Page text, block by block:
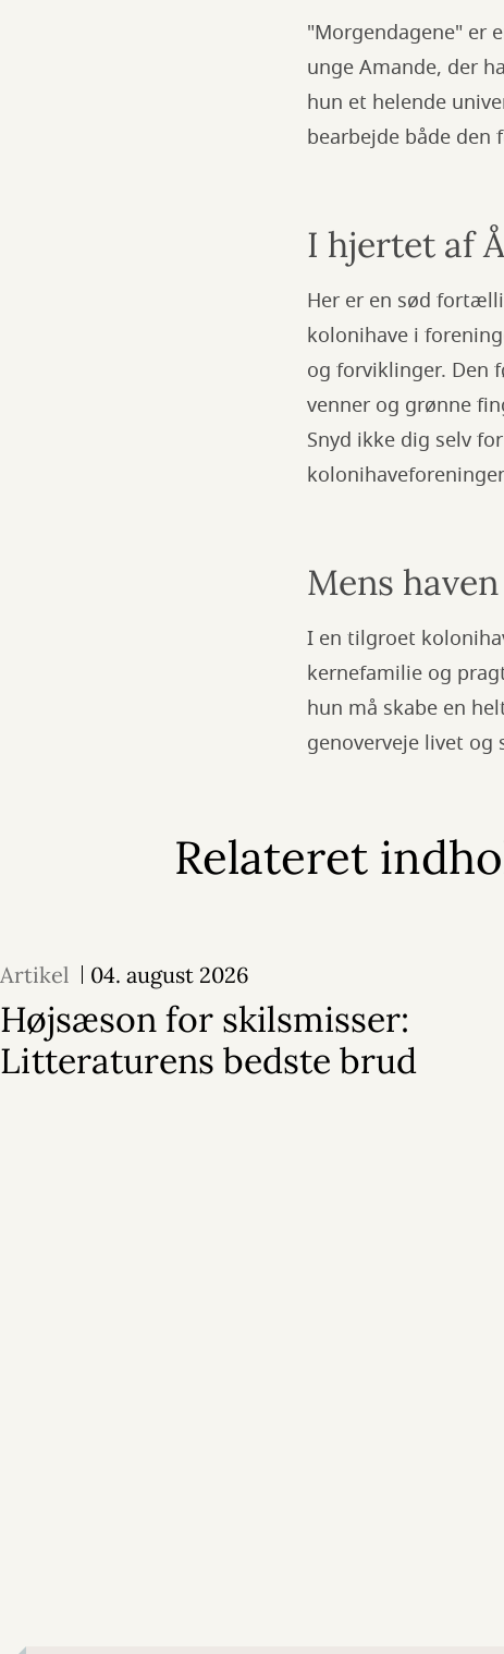
"Morgendagene" er
unge Amande, der
hun et helende
bearbejde både den
I hjertet af
Her er en sød
kolonihave i
og forviklinger. Den
venner og grønne
Snyd ikke dig selv
Mens
I en tilgroet
kernefamilie og
hun må skabe en
genoverveje livet
Relateret
Artikel 04. august 2026
Højsæson for skilsmisser:
Litteraturens bedste brud